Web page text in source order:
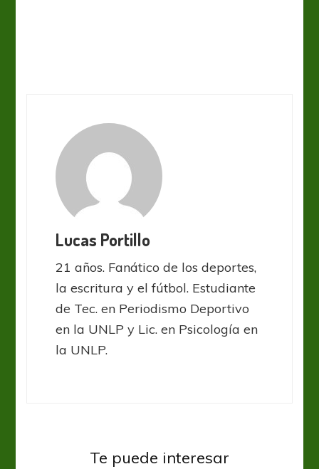
Lucas Portillo
21 años. Fanático de los deportes,
la escritura y el fútbol. Estudiante
de Tec. en Periodismo Deportivo
en la UNLP y Lic. en Psicología en
la UNLP.
Te puede interesar
Estudiantes LP